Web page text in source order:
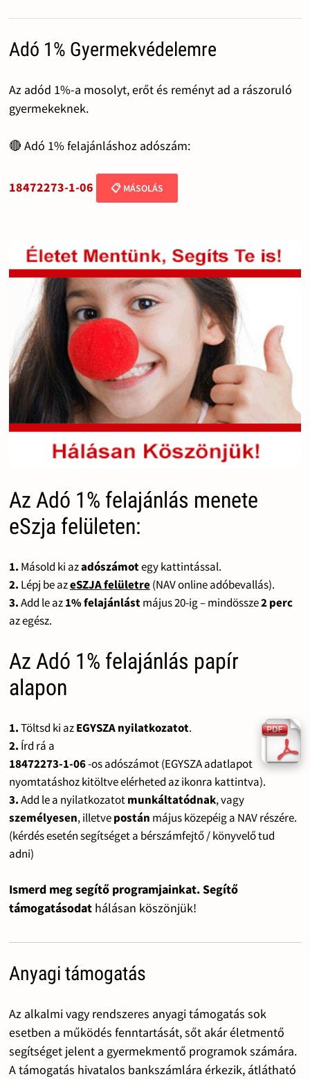
Adó 1% Gyermekvédelemre
Az adód 1%-a mosolyt, erőt és reményt ad a rászoruló
gyermekeknek.
🔴 Adó 1% felajánláshoz adószám:
18472273-1-06 📋 MÁSOLÁS
Az Adó 1% felajánlás menete
eSzja felületen:
1. Másold ki azadószámotegy kattintással.
2. Lépj be azeSZJA felületre(NAV online adóbevallás).
3.Add le az1% felajánlástmájus 20-ig – mindössze2 perc
az egész.
Az Adó 1% felajánlás papír
alapon
1.Töltsd ki azEGYSZA nyilatkozatot.
2. Írd rá a
18472273-1-06-os adószámot (EGYSZA adatlapot
nyomtatáshoz kitöltve elérheted az ikonra kattintva).
3.Add le a nyilatkozatotmunkáltatódnak, vagy
személyesen, illetvepostán május közepéig a NAV részére.
(kérdés esetén segítséget a bérszámfejtő / könyvelő tud
adni)
Ismerd meg segítő programjainkat. Segítő
támogatásodat hálásan köszönjük!
Anyagi támogatás
Az alkalmi vagy rendszeres anyagi támogatás sok
esetben a működés fenntartását, sőt akár életmentő
segítséget jelent a gyermekmentő programok számára.
A támogatás hivatalos bankszámlára érkezik, átlátható